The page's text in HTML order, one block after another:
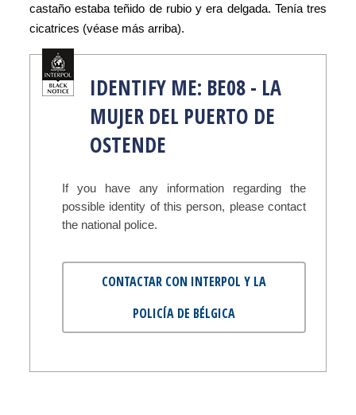
castaño estaba teñido de rubio y era delgada. Tenía tres
cicatrices (véase más arriba).
IDENTIFY ME: BE08 - LA
MUJER DEL PUERTO DE
OSTENDE
If you have any information regarding the
possible identity of this person, please contact
the national police.
CONTACTAR CON INTERPOL Y LA
POLICÍA DE BÉLGICA